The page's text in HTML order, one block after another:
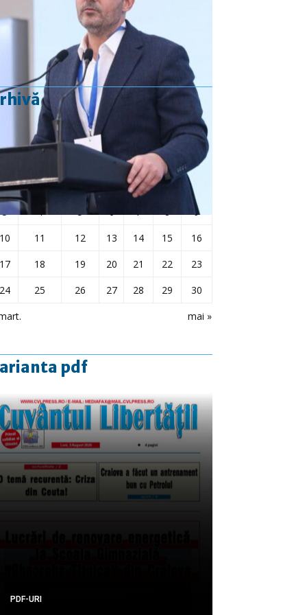
aprilie 2023
J V S
mai »
1
3
4 5 6 7 8
9
11 12 13 14 15
16
18 19 20 21 22
23
25 26 27 28 29 30
pdf
PDF-URI
PDF-URI
PDF-URI
PDF-URI
PDF-URI